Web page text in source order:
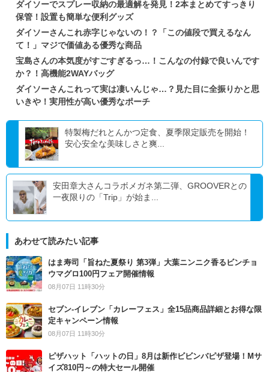
ダイソーでスプレー収納の最適解を発見！2本まとめてすっきり
保管！設置も簡単な便利グッズ
ダイソーさんこれ赤字じゃないの！？「この値段で買えるなん
て！」マジで価値ある優秀な商品
宝島さんの本気度がすごすぎるっ…！こんなの付録で良いんです
か？！高機能2WAYバッグ
ダイソーさんこれって実は凄いんじゃ…？見た目に全振りかと思
いきや！実用性が高い優秀なポーチ
特製梅だれとんかつ定食、夏季限定販売を開始！
安心安全な美味しさと爽...
安田章大さんコラボメガネ第二弾、GROOVERとの
一夜限りの「Trip」が始ま...
あわせて読みたい記事
はま寿司「旨ねた夏祭り 第3弾」大葉ニンニク香るビンチョ
ウマグロ100円フェア開催情報
08月07日 11時30分
セブン‐イレブン「カレーフェス」全15品商品詳細とお得な限
定キャンペーン情報
08月07日 11時30分
ピザハット「ハットの日」8月は新作ビビンバピザ登場！Mサ
イズ810円～の特大セール開催